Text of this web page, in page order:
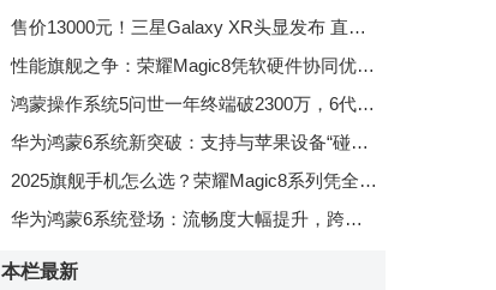
售价13000元！三星Galaxy XR头显发布 直面苹果Vision Pro高端之争
性能旗舰之争：荣耀Magic8凭软硬件协同优势成今年热门之选
鸿蒙操作系统5问世一年终端破2300万，6代系统今日下午将正式登场
华为鸿蒙6系统新突破：支持与苹果设备“碰一碰”互传文件，个性化功能升级
2025旗舰手机怎么选？荣耀Magic8系列凭全能实力成热门之选
华为鸿蒙6系统登场：流畅度大幅提升，跨生态互传成亮点，用户体验全面升级
本栏最新